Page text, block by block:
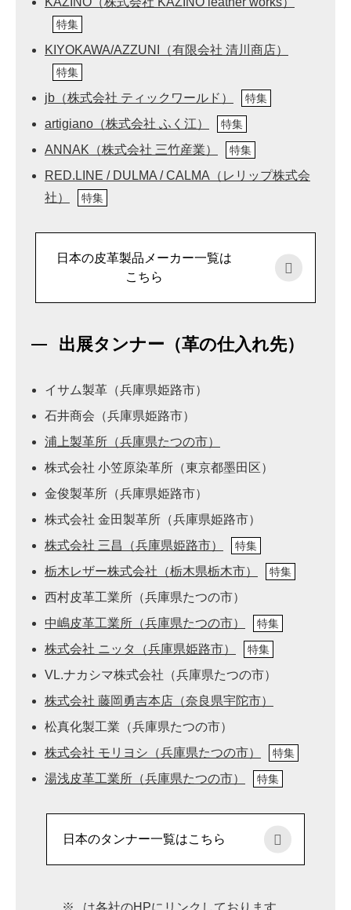
特集
KIYOKAWA/AZZUNI（有限会社 清川商店）
特集
jb（株式会社 ティックワールド） 特集
artigiano（株式会社 ふく江） 特集
ANNAK（株式会社 三竹産業） 特集
RED.LINE / DULMA / CALMA（レリップ株式会
社）
特集
日本の皮革製品メーカー一覧は
こちら
出展タンナー（革の仕入れ先）
イサム製革（兵庫県姫路市）
石井商会（兵庫県姫路市）
浦上製革所（兵庫県たつの市）
株式会社 小笠原染革所（東京都墨田区）
金俊製革所（兵庫県姫路市）
株式会社 金田製革所（兵庫県姫路市）
株式会社 三昌（兵庫県姫路市）
特集
栃木レザー株式会社（栃木県栃木市） 特集
西村皮革工業所（兵庫県たつの市）
中嶋皮革工業所（兵庫県たつの市）
特集
株式会社 ニッタ（兵庫県姫路市） 特集
VL.ナカシマ株式会社（兵庫県たつの市）
株式会社 藤岡勇吉本店（奈良県宇陀市）
松真化製工業（兵庫県たつの市）
株式会社 モリヨシ（兵庫県たつの市）
特集
湯浅皮革工業所（兵庫県たつの市） 特集
日本のタンナー一覧はこちら
※ は各社のHPにリンクしております。